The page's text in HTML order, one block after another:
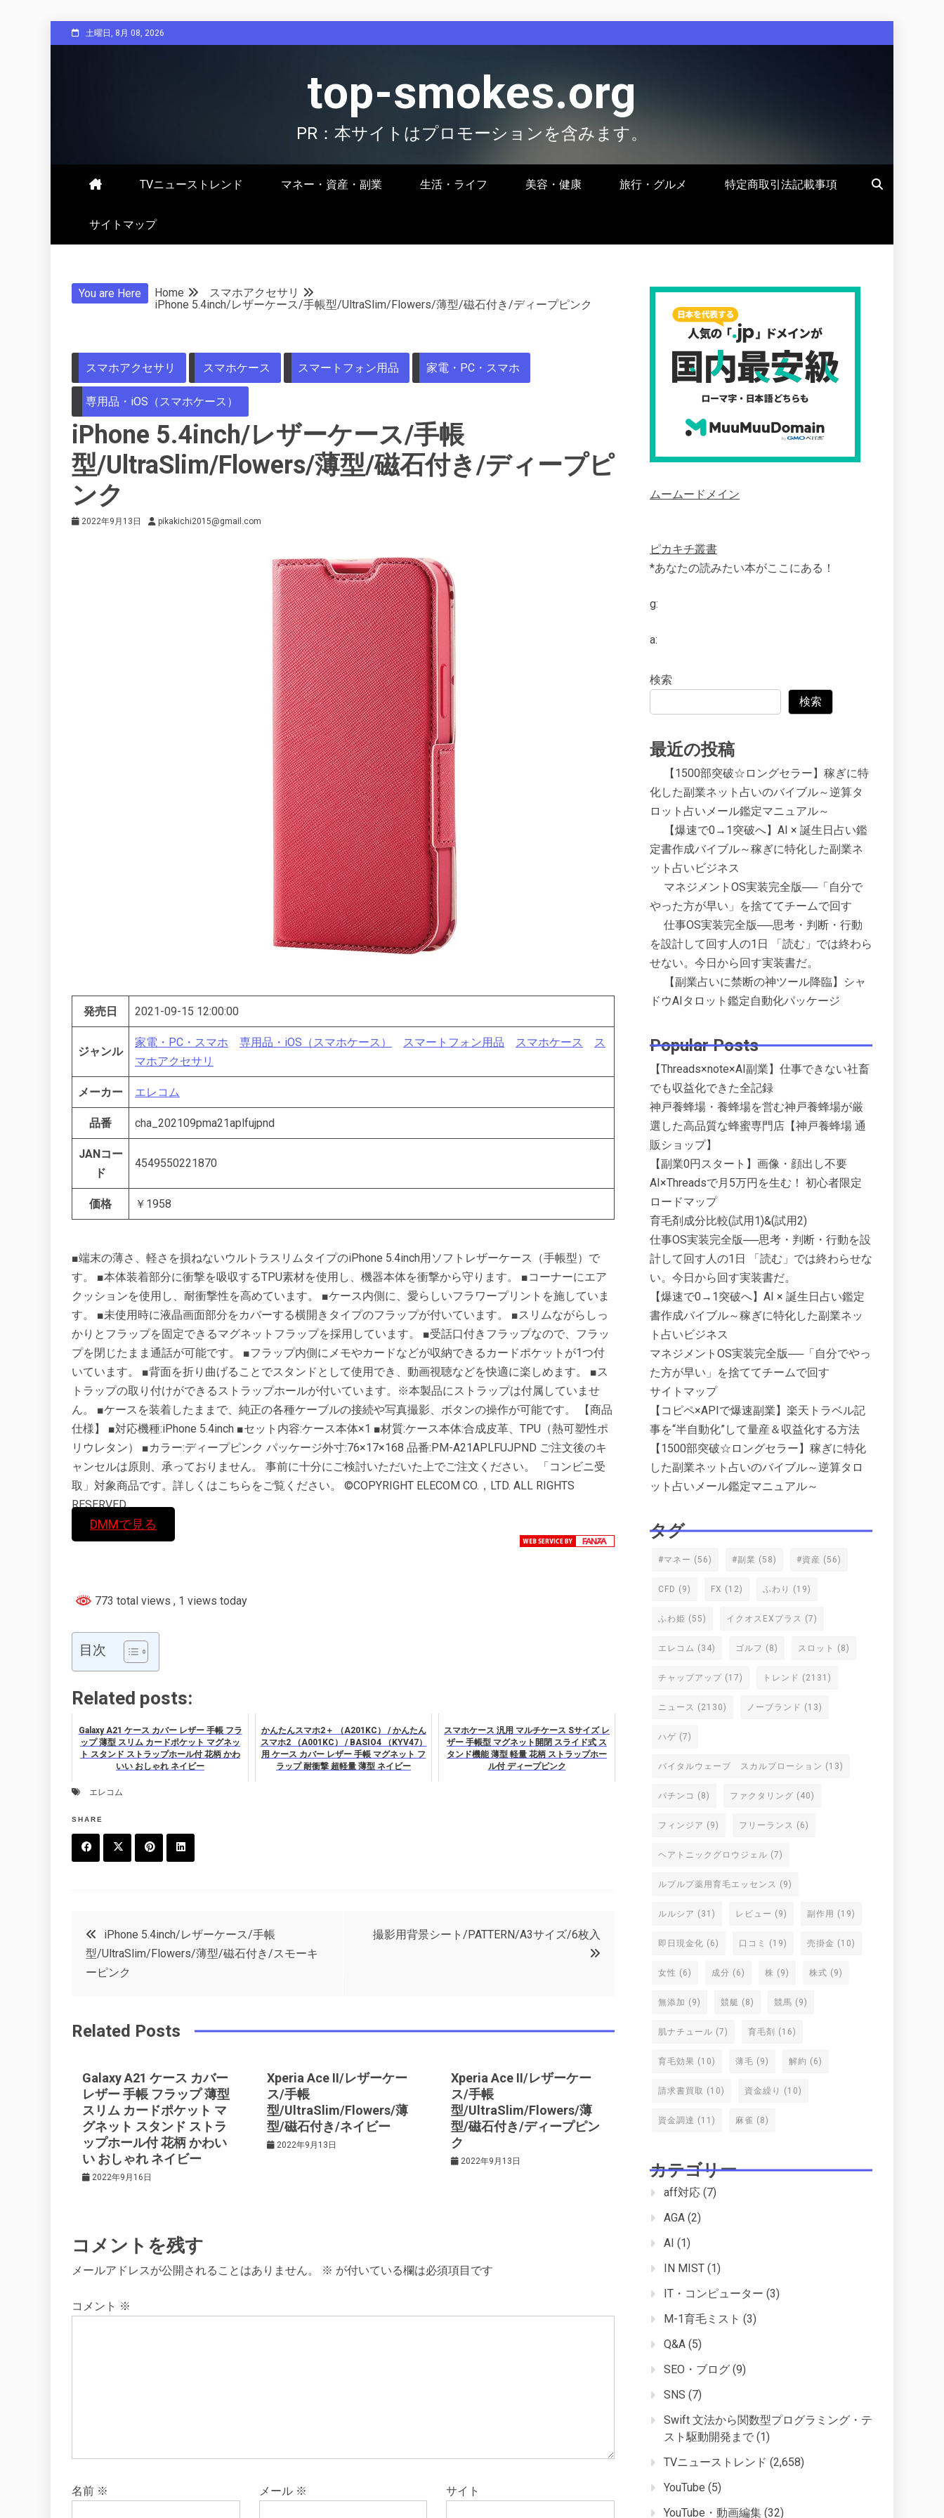
to
土曜日, 8月 08, 2026
top-smokes.org
PR：本サイトはプロモーションを含みます。
TVニューストレンド マネー・資産・副業 生活・ライフ 美容・健康 旅行・グルメ 特定商取引法記載事項
サイトマップ
You are Here Home
スマホアクセサリ
iPhone 5.4inch/レザーケース/手帳型/UltraSlim/Flowers/薄型/磁石付き/ディープピンク
スマホアクセサリ スマホケース スマートフォン用品 家電・PC・スマホ
専用品・iOS（スマホケース）
iPhone 5.4inch/レザーケース/手帳
型/UltraSlim/Flowers/薄型/磁石付き/ディープピ
ンク
2022年9月13日 pikakichi2015@gmail.com
発売日 2021-09-15 12:00:00
ジャンル
家電・PC・スマホ 専用品・iOS（スマホケース） スマートフォン用品 スマホケース
ス
マホアクセサリ
メーカー エレコム
品番 cha_202109pma21aplfujpnd
JANコー
ド
4549550221870
価格 ￥1958
■端末の薄さ、軽さを損ねないウルトラスリムタイプのiPhone 5.4inch用ソフトレザーケース（手帳型）で
す。 ■本体装着部分に衝撃を吸収するTPU素材を使用し、機器本体を衝撃から守ります。 ■コーナーにエア
クッションを使用し、耐衝撃性を高めています。 ■ケース内側に、愛らしいフラワープリントを施していま
す。 ■未使用時に液晶画面部分をカバーする横開きタイプのフラップが付いています。 ■スリムながらしっ
かりとフラップを固定できるマグネットフラップを採用しています。 ■受話口付きフラップなので、フラッ
プを閉じたまま通話が可能です。 ■フラップ内側にメモやカードなどが収納できるカードポケットが1つ付
いています。 ■背面を折り曲げることでスタンドとして使用でき、動画視聴などを快適に楽しめます。 ■ス
トラップの取り付けができるストラップホールが付いています。※本製品にストラップは付属していませ
ん。 ■ケースを装着したままで、純正の各種ケーブルの接続や写真撮影、ボタンの操作が可能です。 【商品
仕様】 ■対応機種:iPhone 5.4inch ■セット内容:ケース本体×1 ■材質:ケース本体:合成皮革、TPU（熱可塑性ポ
リウレタン） ■カラー:ディープピンク パッケージ外寸:76×17×168 品番:PM-A21APLFUJPND ご注文後のキ
ャンセルは原則、承っておりません。 事前に十分にご検討いただいた上でご注文ください。 「コンビニ受
取」対象商品です。詳しくはこちらをご覧ください。 ©COPYRIGHT ELECOM CO.，LTD. ALL RIGHTS
RESERVED.
DMMで見る
773 total views , 1 views today
目次
Related posts:
Galaxy A21 ケース カバー レザー 手帳 フラ
ップ 薄型 スリム カードポケット マグネッ
ト スタンド ストラップホール付 花柄 かわ
いい おしゃれ ネイビー
かんたんスマホ2＋ （A201KC） / かんたん
スマホ2 （A001KC） / BASIO4 （KYV47）
用 ケース カバー レザー 手帳 マグネット フ
ラップ 耐衝撃 超軽量 薄型 ネイビー
スマホケース 汎用 マルチケース Sサイズ レ
ザー 手帳型 マグネット開閉 スライド式 ス
タンド機能 薄型 軽量 花柄 ストラップホー
ル付 ディープピンク
エレコム
SHARE
k
t
e
t
e
投
稿
ビ
ゲ
ー
シ
ン
iPhone 5.4inch/レザーケース/手帳
型/UltraSlim/Flowers/薄型/磁石付き/スモーキ
ーピンク
撮影用背景シート/PATTERN/A3サイズ/6枚入
Related Posts
Galaxy A21 ケース カバー
レザー 手帳 フラップ 薄型
スリム カードポケット マ
グネット スタンド ストラ
ップホール付 花柄 かわい
い おしゃれ ネイビー
2022年9月16日
Xperia Ace II/レザーケー
ス/手帳
型/UltraSlim/Flowers/薄
型/磁石付き/ネイビー
2022年9月13日
Xperia Ace II/レザーケー
ス/手帳
型/UltraSlim/Flowers/薄
型/磁石付き/ディープピン
ク
2022年9月13日
コメントを残す
メールアドレスが公開されることはありません。 ※ が付いている欄は必須項目です
コメント ※
名前 ※ メール ※ サイト
ムームードメイン
ピカキチ叢書
*あなたの読みたい本がここにある！
g:
a:
検索
検索
最近の投稿
【1500部突破☆ロングセラー】稼ぎに特
化した副業ネット占いのバイブル～逆算タ
ロット占いメール鑑定マニュアル～
【爆速で0→1突破へ】AI × 誕生日占い鑑
定書作成バイブル～稼ぎに特化した副業ネ
ット占いビジネス
マネジメントOS実装完全版──「自分で
やった方が早い」を捨ててチームで回す
仕事OS実装完全版──思考・判断・行動
を設計して回す人の1日 「読む」では終わら
せない。今日から回す実装書だ。
【副業占いに禁断の神ツール降臨】シャ
ドウAIタロット鑑定自動化パッケージ
Popular Posts
【Threads×note×AI副業】仕事できない社畜
でも収益化できた全記録
神戸養蜂場・養蜂場を営む神戸養蜂場が厳
選した高品質な蜂蜜専門店【神戸養蜂場 通
販ショップ】
【副業0円スタート】画像・顔出し不要
AI×Threadsで月5万円を生む！ 初心者限定
ロードマップ
育毛剤成分比較(試用1)&(試用2)
仕事OS実装完全版──思考・判断・行動を設
計して回す人の1日 「読む」では終わらせな
い。今日から回す実装書だ。
【爆速で0→1突破へ】AI × 誕生日占い鑑定
書作成バイブル～稼ぎに特化した副業ネッ
ト占いビジネス
マネジメントOS実装完全版──「自分でやっ
た方が早い」を捨ててチームで回す
サイトマップ
【コピペ×APIで爆速副業】楽天トラベル記
事を“半自動化”して量産＆収益化する方法
【1500部突破☆ロングセラー】稼ぎに特化
した副業ネット占いのバイブル～逆算タロ
ット占いメール鑑定マニュアル～
タグ
#マネー (56) #副業 (58) #資産 (56)
CFD (9) FX (12) ふわり (19)
ふわ姫 (55) イクオスEXプラス (7)
エレコム (34) ゴルフ (8) スロット (8)
チャップアップ (17) トレンド (2131)
ニュース (2130) ノーブランド (13)
ハゲ (7)
バイタルウェーブ スカルプローション (13)
パチンコ (8) ファクタリング (40)
フィンジア (9) フリーランス (6)
ヘアトニックグロウジェル (7)
ルプルプ薬用育毛エッセンス (9)
ルルシア (31) レビュー (9) 副作用 (19)
即日現金化 (6) 口コミ (19) 売掛金 (10)
女性 (6) 成分 (6) 株 (9) 株式 (9)
無添加 (9) 競艇 (8) 競馬 (9)
肌ナチュール (7) 育毛剤 (16)
育毛効果 (10) 薄毛 (9) 解約 (6)
請求書買取 (10) 資金繰り (10)
資金調達 (11) 麻雀 (8)
カテゴリー
aff対応 (7)
AGA (2)
AI (1)
IN MIST (1)
IT・コンピューター (3)
M-1育毛ミスト (3)
Q&A (5)
SEO・ブログ (9)
SNS (7)
Swift 文法から関数型プログラミング・テ
スト駆動開発まで (1)
TVニューストレンド (2,658)
YouTube (5)
YouTube・動画編集 (32)